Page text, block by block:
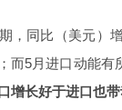
，同比（美元）
而5月进口动能有
增长好于进口也